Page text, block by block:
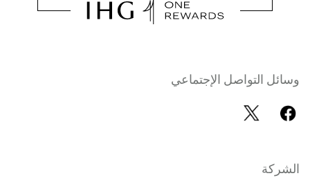
وسائل التواصل الإجتماعي
الشركة